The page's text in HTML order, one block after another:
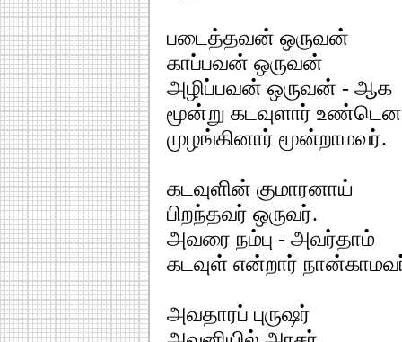
படைத்தவன் ஒருவன்
காப்பவன் ஒருவன்
அழிப்பவன் ஒருவன் - ஆக
மூன்று கடவுளார் உண்டென
முழங்கினார் மூன்றாமவர்.
கடவுளின் குமாரனாய்
பிறந்தவர் ஒருவர்.
அவரை நம்பு - அவர்தாம்
கடவுள் என்றார்
அவதாரப் புருஷர்